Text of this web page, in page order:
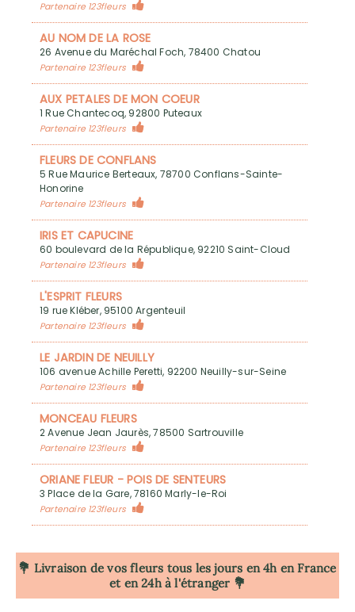
Partenaire 123fleurs
AU NOM DE LA ROSE
26 Avenue du Maréchal Foch, 78400 Chatou
Partenaire 123fleurs
AUX PETALES DE MON COEUR
1 Rue Chantecoq, 92800 Puteaux
Partenaire 123fleurs
FLEURS DE CONFLANS
5 Rue Maurice Berteaux, 78700 Conflans-Sainte-
Honorine
Partenaire 123fleurs
IRIS ET CAPUCINE
60 boulevard de la République, 92210 Saint-Cloud
Partenaire 123fleurs
L'ESPRIT FLEURS
19 rue Kléber, 95100 Argenteuil
Partenaire 123fleurs
LE JARDIN DE NEUILLY
106 avenue Achille Peretti, 92200 Neuilly-sur-Seine
Partenaire 123fleurs
MONCEAU FLEURS
2 Avenue Jean Jaurès, 78500 Sartrouville
Partenaire 123fleurs
ORIANE FLEUR - POIS DE SENTEURS
3 Place de la Gare, 78160 Marly-le-Roi
Partenaire 123fleurs
💐 Livraison de vos fleurs tous les jours en 4h en France
et en 24h à l'étranger 💐